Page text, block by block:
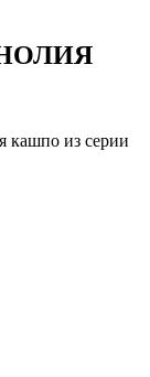
кашпо из серии